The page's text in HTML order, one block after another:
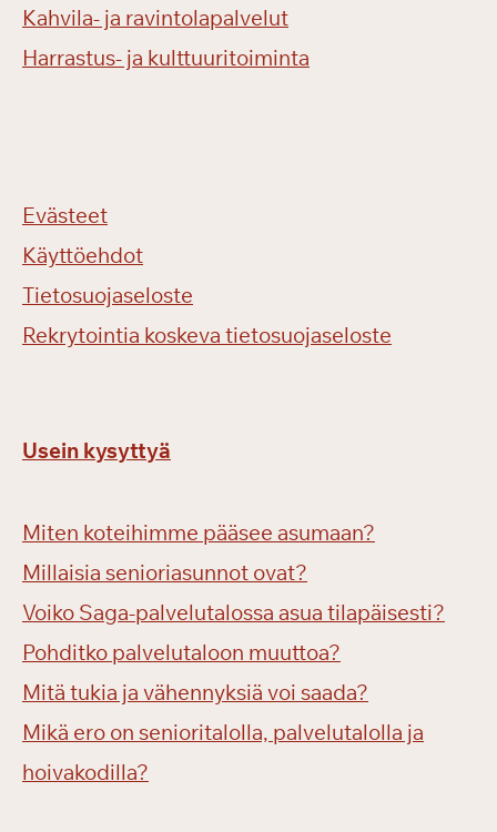
Kahvila- ja ravintolapalvelut
Harrastus- ja kulttuuritoiminta
Evästeet
Käyttöehdot
Tietosuojaseloste
Rekrytointia koskeva tietosuojaseloste
Usein kysyttyä
Miten koteihimme pääsee asumaan?
Millaisia senioriasunnot ovat?
Voiko Saga-palvelutalossa asua tilapäisesti?
Pohditko palvelutaloon muuttoa?
Mitä tukia ja vähennyksiä voi saada?
Mikä ero on senioritalolla, palvelutalolla ja
hoivakodilla?